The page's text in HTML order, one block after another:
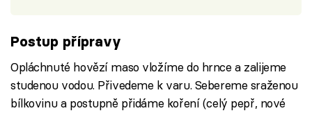
Postup přípravy
Opláchnuté hovězí maso vložíme do hrnce a zalijeme
studenou vodou. Přivedeme k varu. Sebereme sraženou
bílkovinu a postupně přidáme koření (celý pepř, nové